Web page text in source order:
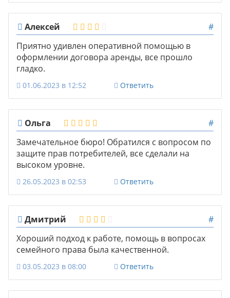
Алексей
#
Приятно удивлен оперативной помощью в
оформлении договора аренды, все прошло
гладко.
01.06.2023 в 12:52 Ответить
Ольга
#
Замечательное бюро! Обратился с вопросом по
защите прав потребителей, все сделали на
высоком уровне.
26.05.2023 в 02:53 Ответить
Дмитрий
#
Хороший подход к работе, помощь в вопросах
семейного права была качественной.
03.05.2023 в 08:00 Ответить